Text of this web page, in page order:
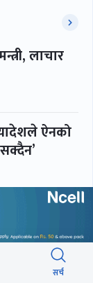
लाचार
ऐनको
छिनमै
सर्च